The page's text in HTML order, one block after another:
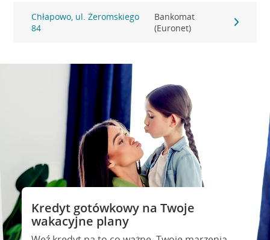
Chłapowo, ul. Żeromskiego
84
Bankomat
(Euronet)
Kredyt gotówkowy na Twoje
wakacyjne plany